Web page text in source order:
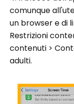
comunque
un browser e di
Restrizioni
contenuti >
adulti.